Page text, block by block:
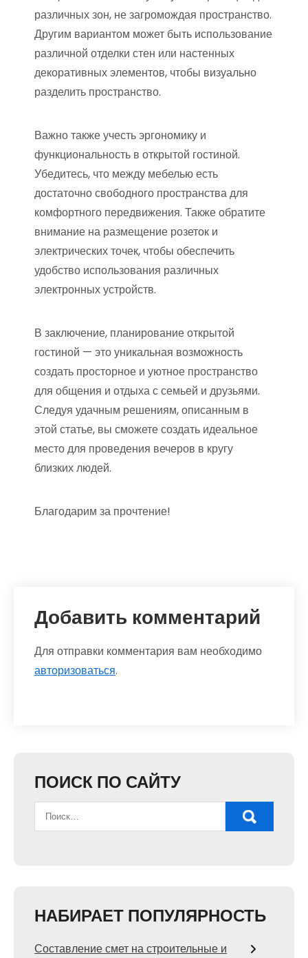
различных зон, не загромождая пространство.
Другим вариантом может быть использование
различной отделки стен или настенных
декоративных элементов, чтобы визуально
разделить пространство.
Важно также учесть эргономику и
функциональность в открытой гостиной.
Убедитесь, что между мебелью есть
достаточно свободного пространства для
комфортного передвижения. Также обратите
внимание на размещение розеток и
электрических точек, чтобы обеспечить
удобство использования различных
электронных устройств.
В заключение, планирование открытой
гостиной — это уникальная возможность
создать просторное и уютное пространство
для общения и отдыха с семьей и друзьями.
Следуя удачным решениям, описанным в
этой статье, вы сможете создать идеальное
место для проведения вечеров в кругу
близких людей.
Благодарим за прочтение!
Добавить комментарий
Для отправки комментария вам необходимо
авторизоваться.
ПОИСК ПО САЙТУ
НАБИРАЕТ ПОПУЛЯРНОСТЬ
Составление смет на строительные и